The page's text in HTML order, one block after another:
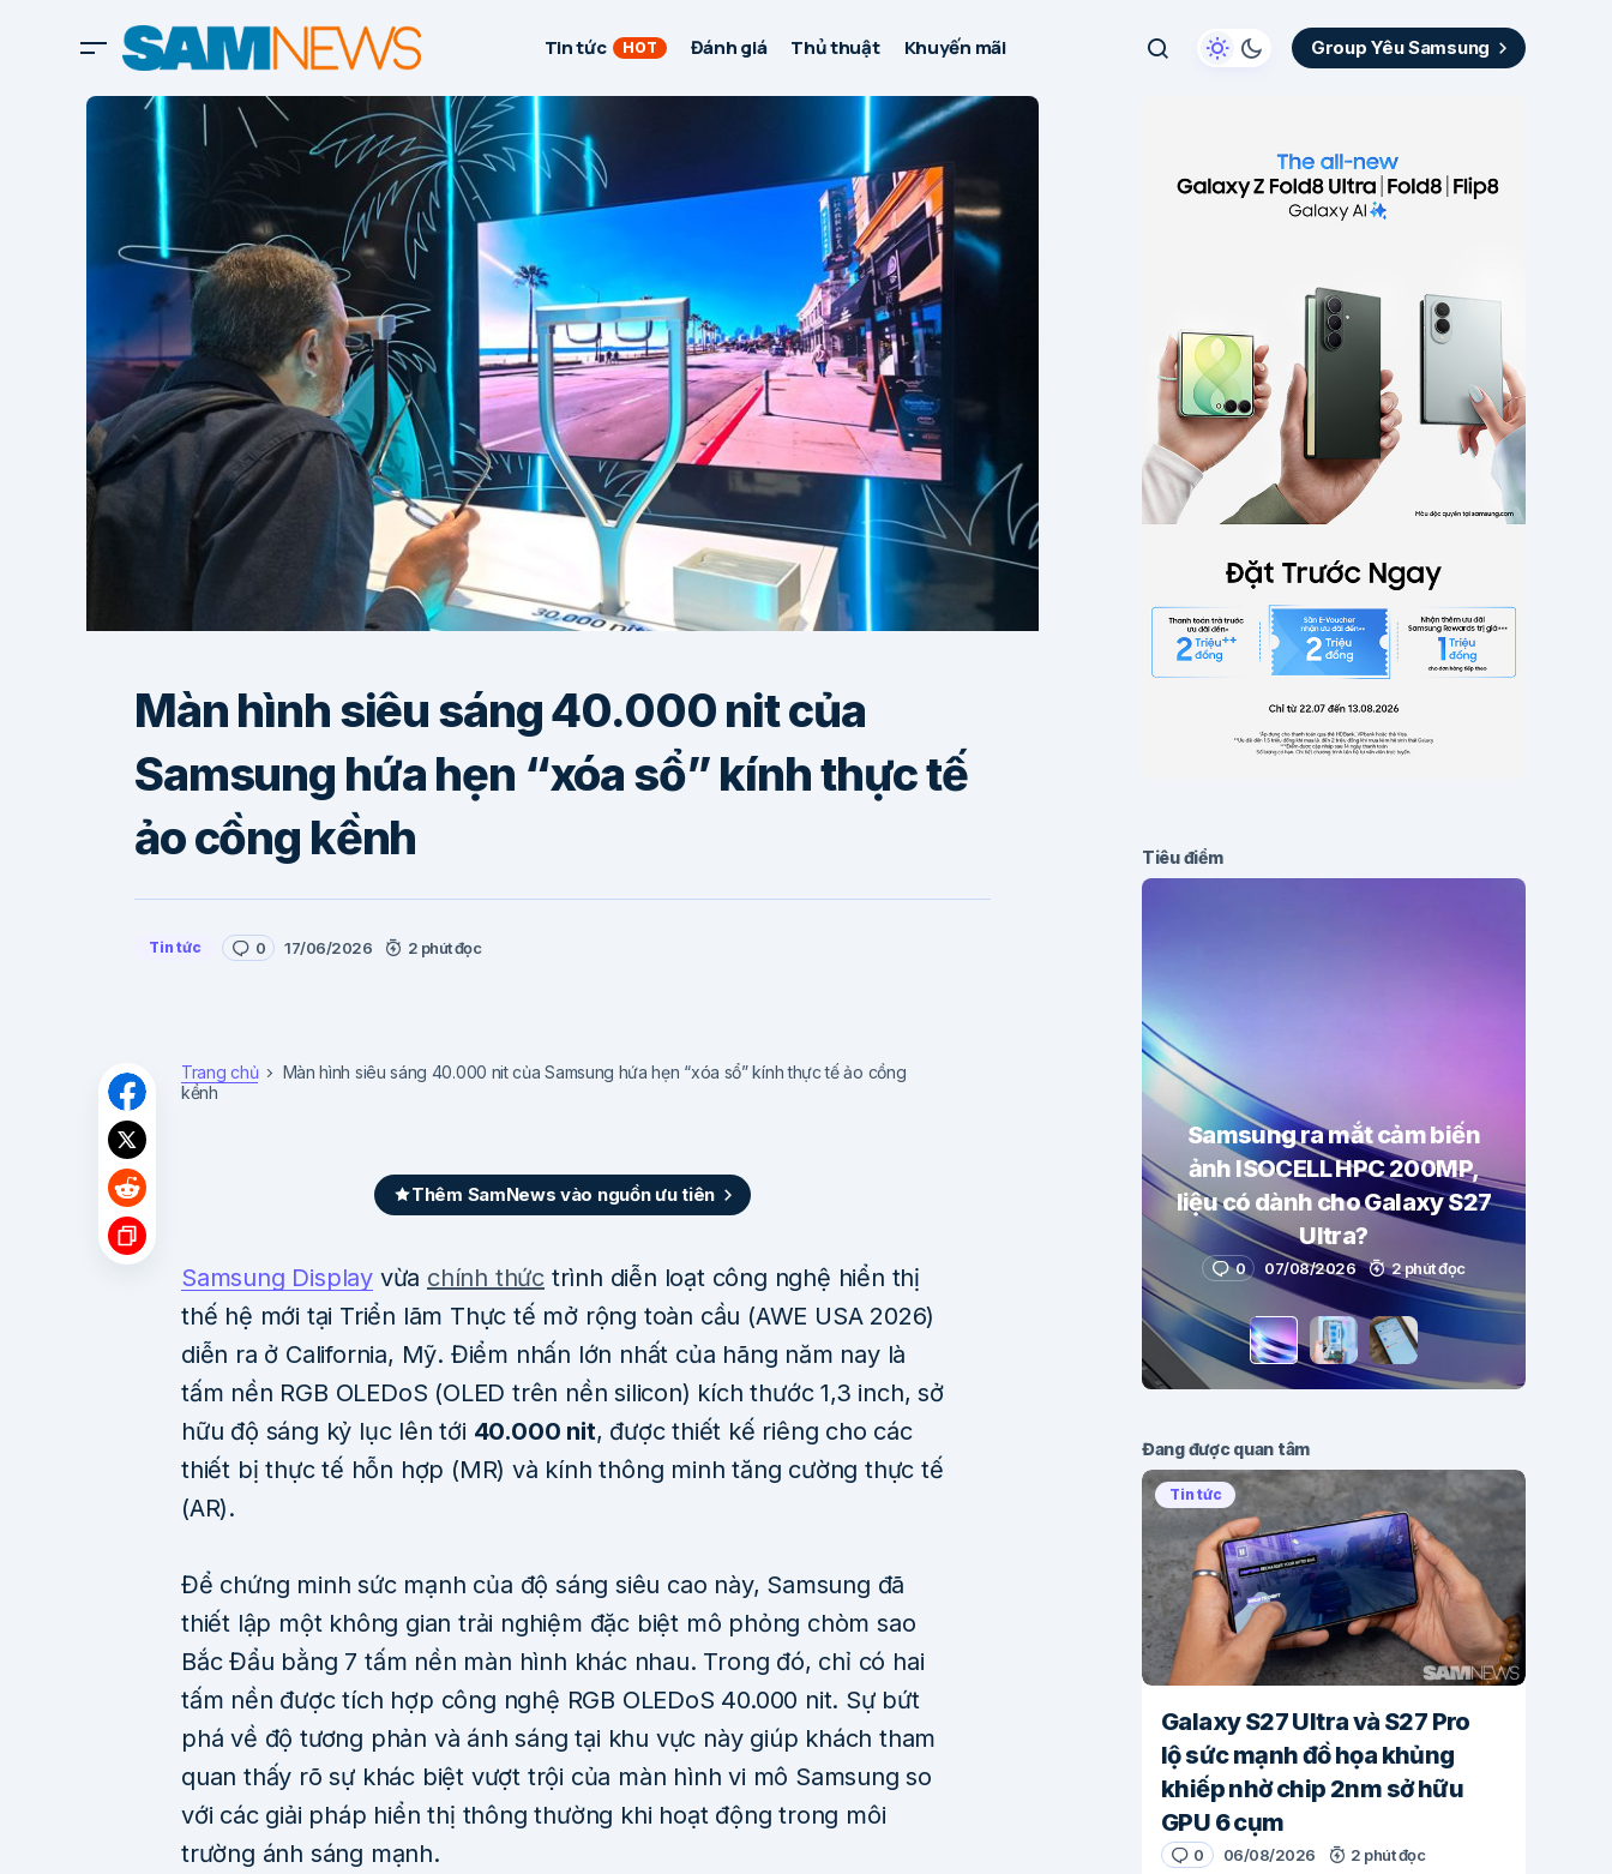
Tin tức HOT Đánh giá Thủ thuật Khuyến mãi Group Yêu Samsung
Màn hình siêu sáng 40.000 nit của
Samsung hứa hẹn “xóa sổ” kính thực tế
ảo cồng kềnh
Tin tức 0 17/06/2026 2 phút đọc
Trang chủ
Màn hình siêu sáng 40.000 nit của Samsung hứa hẹn “xóa sổ” kính thực tế ảo cồng
kềnh
Thêm SamNews vào nguồn ưu tiên
Samsung Display vừa chính thức trình diễn loạt công nghệ hiển thị
thế hệ mới tại Triển lãm Thực tế mở rộng toàn cầu (AWE USA 2026)
diễn ra ở California, Mỹ. Điểm nhấn lớn nhất của hãng năm nay là
tấm nền RGB OLEDoS (OLED trên nền silicon) kích thước 1,3 inch, sở
hữu độ sáng kỷ lục lên tới 40.000 nit, được thiết kế riêng cho các
thiết bị thực tế hỗn hợp (MR) và kính thông minh tăng cường thực tế
(AR).
Để chứng minh sức mạnh của độ sáng siêu cao này, Samsung đã
thiết lập một không gian trải nghiệm đặc biệt mô phỏng chòm sao
Bắc Đẩu bằng 7 tấm nền màn hình khác nhau. Trong đó, chỉ có hai
tấm nền được tích hợp công nghệ RGB OLEDoS 40.000 nit. Sự bứt
phá về độ tương phản và ánh sáng tại khu vực này giúp khách tham
quan thấy rõ sự khác biệt vượt trội của màn hình vi mô Samsung so
với các giải pháp hiển thị thông thường khi hoạt động trong môi
trường ánh sáng mạnh.
Tiêu điểm
Samsung ra mắt cảm biến
ảnh ISOCELL HPC 200MP,
liệu có dành cho Galaxy S27
Ultra?
0 07/08/2026 2 phút đọc
Đang được quan tâm
Tin tức
Galaxy S27 Ultra và S27 Pro
lộ sức mạnh đồ họa khủng
khiếp nhờ chip 2nm sở hữu
GPU 6 cụm
0 06/08/2026 2 phút đọc